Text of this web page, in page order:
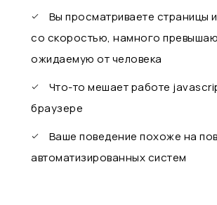
Вы просматриваете страницы
со скоростью, намного
ожидаемую от человека
Что-то мешает работе
браузере
Ваше поведение похоже на
автоматизированных систем